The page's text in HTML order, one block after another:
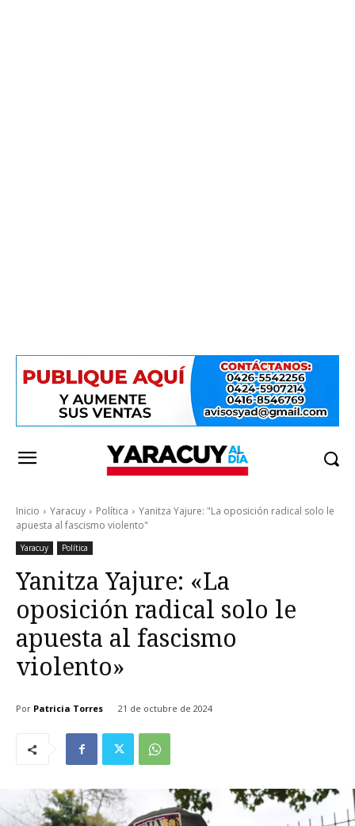
Inicio Yaracuy Política
Yanitza Yajure: "La oposición radical solo le
apuesta al fascismo violento"
Yaracuy Política
Yanitza Yajure: «La
oposición radical solo le
apuesta al fascismo
violento»
Por Patricia Torres 21 de octubre de 2024